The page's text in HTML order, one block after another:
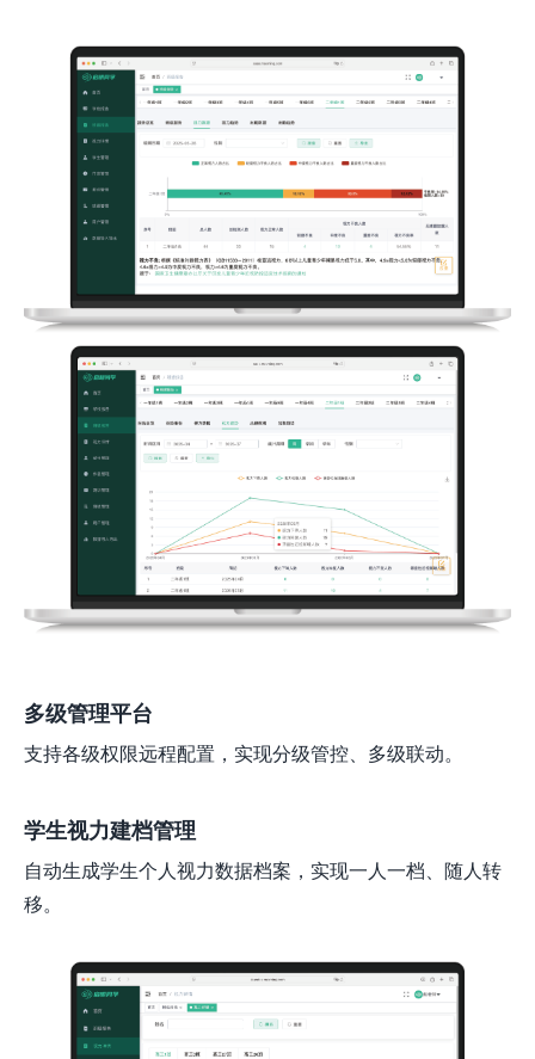
多级管理平台
支持各级权限远程配置，实现分级管控、多级联动。
学生视力建档管理
自动生成学生个人视力数据档案，实现一人一档、随人转
移。